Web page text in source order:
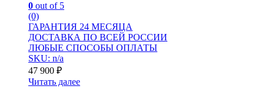
0 out of 5
(0)
ГАРАНТИЯ 24 МЕСЯЦА
ДОСТАВКА ПО ВСЕЙ РОССИИ
ЛЮБЫЕ СПОСОБЫ ОПЛАТЫ
SKU: n/a
47 900 ₽
Читать далее